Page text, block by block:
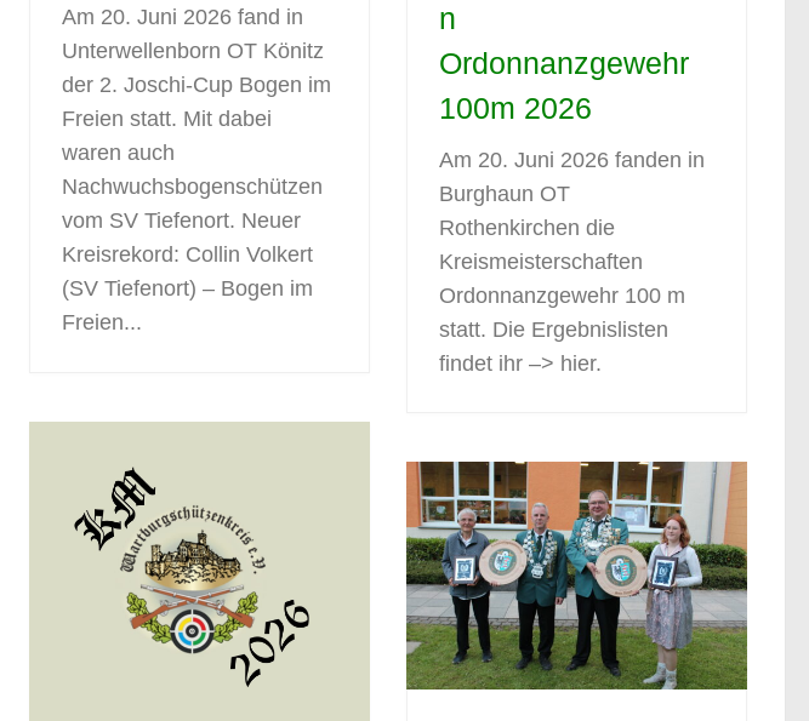
Am 20. Juni 2026 fand in
Unterwellenborn OT Könitz
der 2. Joschi-Cup Bogen im
Freien statt. Mit dabei
waren auch
Nachwuchsbogenschützen
vom SV Tiefenort. Neuer
Kreisrekord: Collin Volkert
(SV Tiefenort) – Bogen im
Freien...
n
Ordonnanzgewehr
100m 2026
Am 20. Juni 2026 fanden in
Burghaun OT
Rothenkirchen die
Kreismeisterschaften
Ordonnanzgewehr 100 m
statt. Die Ergebnislisten
findet ihr –> hier.